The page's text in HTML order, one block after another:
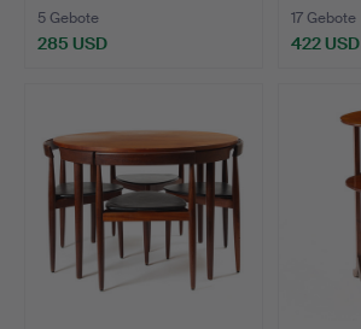
5 Gebote
285 USD
17 Gebote
422 USD